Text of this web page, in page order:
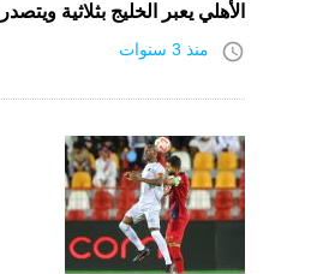
الأهلي يعبر الخليج بثلاثية
access_time منذ 3 سنوات